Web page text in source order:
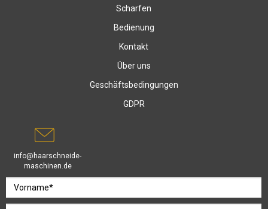
Scharfen
Bedienung
Kontakt
Über uns
Geschäftsbedingungen
GDPR
info@haarschneide-
maschinen.de